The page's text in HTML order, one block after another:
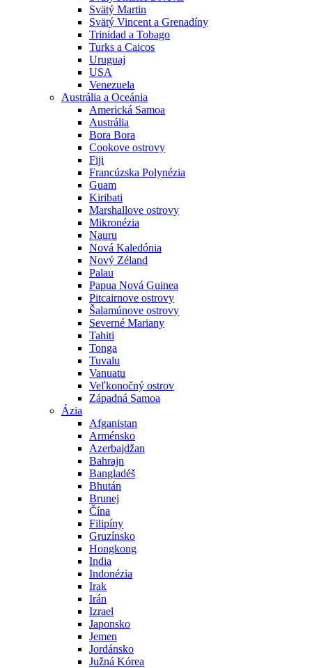
Svätý Martin
Svätý Vincent a Grenadíny
Trinidad a Tobago
Turks a Caicos
Uruguaj
USA
Venezuela
Austrália a Oceánia
Americká Samoa
Austrália
Bora Bora
Cookove ostrovy
Fiji
Francúzska Polynézia
Guam
Kiribati
Marshallove ostrovy
Mikronézia
Nauru
Nová Kaledónia
Nový Zéland
Palau
Papua Nová Guinea
Pitcairnove ostrovy
Šalamúnove ostrovy
Severné Mariany
Tahiti
Tonga
Tuvalu
Vanuatu
Veľkonočný ostrov
Západná Samoa
Ázia
Afganistan
Arménsko
Azerbajdžan
Bahrajn
Bangladéš
Bhután
Brunej
Čína
Filipíny
Gruzínsko
Hongkong
India
Indonézia
Irak
Irán
Izrael
Japonsko
Jemen
Jordánsko
Južná Kórea